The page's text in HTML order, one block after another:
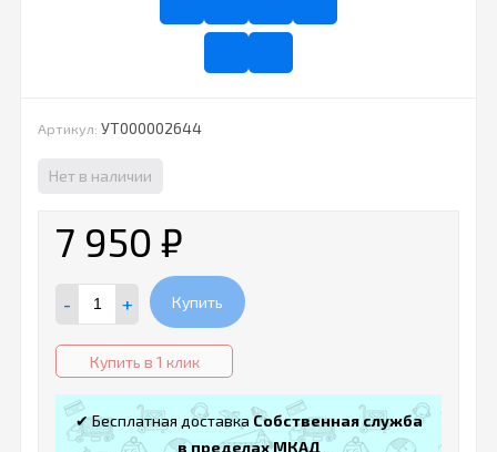
Артикул: УТ000002644
Нет в наличии
7 950 ₽
- + Купить
Купить в 1 клик
✔ Бесплатная доставкаСобственная служба
в пределах МКАД